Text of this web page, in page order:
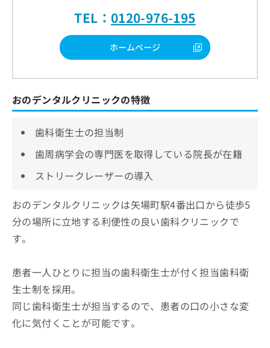
TEL： 0120-976-195
ホームページ
おのデンタルクリニックの特徴
歯科衛生士の担当制
歯周病学会の専門医を取得している院長が在籍
ストリークレーザーの導入
おのデンタルクリニックは矢場町駅4番出口から徒歩5
分の場所に立地する利便性の良い歯科クリニックで
す。
患者一人ひとりに担当の歯科衛生士が付く担当歯科衛
生士制を採用。
同じ歯科衛生士が担当するので、患者の口の小さな変
化に気付くことが可能です。